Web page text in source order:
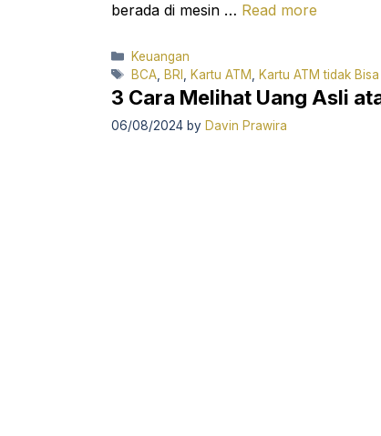
berada di mesin … Read more
Categories
Keuangan
Tags
BCA, BRI Kartu ATM Kartu ATM tidak
3 Cara Melihat Uang Asli
06/08/2024 by Davin Prawira